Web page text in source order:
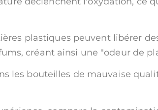
plastiques peuvent libérer
créant ainsi une "odeur de
les bouteilles de mauvaise